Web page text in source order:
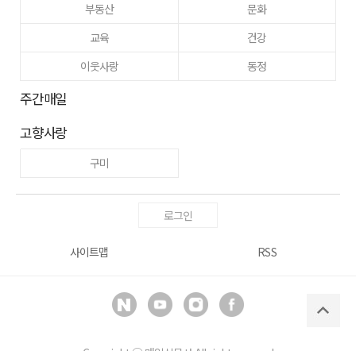
부동산
문화
교육
건강
이웃사랑
동정
주간매일
고향사랑
구미
로그인
사이트맵 RSS